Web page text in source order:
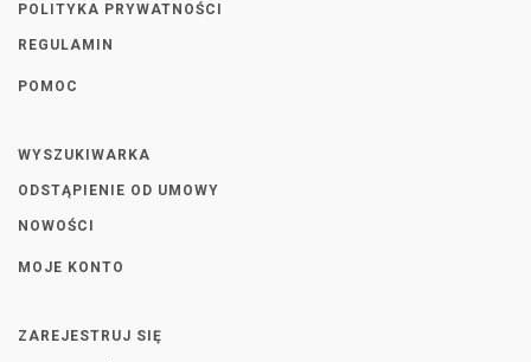
POLITYKA PRYWATNOŚCI
REGULAMIN
POMOC
WYSZUKIWARKA
ODSTĄPIENIE OD UMOWY
NOWOŚCI
MOJE KONTO
ZAREJESTRUJ SIĘ